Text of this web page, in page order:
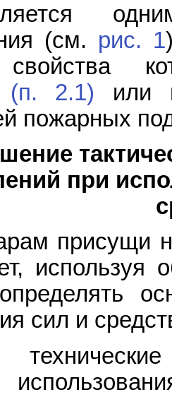
(см. рис. 1
(п. 2.1) или
пожарных
при
присущи
сил и